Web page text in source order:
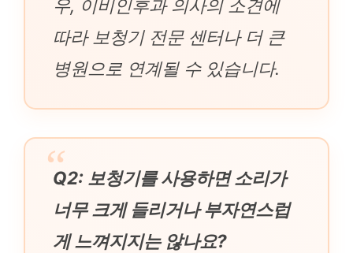
우, 이비인후과 의사의 소견에
따라 보청기 전문 센터나 더 큰
병원으로 연계될 수 있습니다.
Q2: 보청기를 사용하면 소리가
너무 크게 들리거나 부자연스럽
게 느껴지지는 않나요?